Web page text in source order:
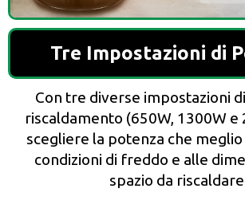
Tre Impostazioni di
Con tre diverse impostazioni
riscaldamento (650W, 1300W e
scegliere la potenza che
condizioni di freddo e alle
spazio da